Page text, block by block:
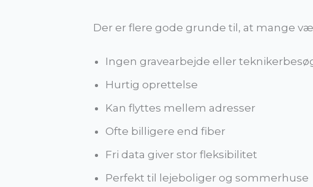
Der er flere gode grunde til, at mange
Ingen gravearbejde eller
Hurtig oprettelse
Kan flyttes mellem adresser
Ofte billigere end fiber
Fri data giver stor fleksibilitet
Perfekt til lejeboliger og sommerhuse